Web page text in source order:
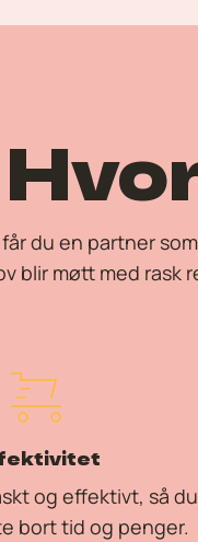
får du en partner
blir møtt med rask
og effektivt, så du
bort tid og penger.